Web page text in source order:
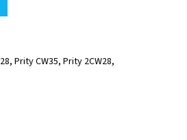
Prity CW35, Prity 2CW28,